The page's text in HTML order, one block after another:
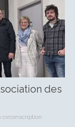
des
circonscription